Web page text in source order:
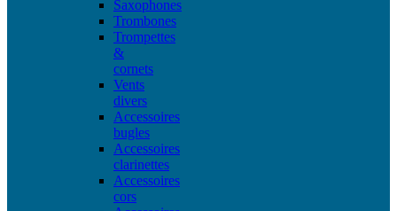
Saxophones
Trombones
Trompettes
&
cornets
Vents
divers
Accessoires
bugles
Accessoires
clarinettes
Accessoires
cors